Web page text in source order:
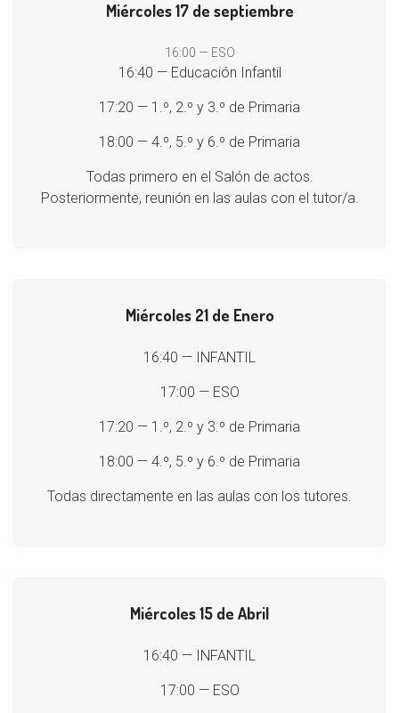
Miércoles 17 de septiembre
16:00 — ESO
16:40 — Educación Infantil
17:20 — 1.º, 2.º y 3.º de Primaria
18:00 — 4.º, 5.º y 6.º de Primaria
Todas primero en el Salón de actos.
Posteriormente, reunión en las aulas con el tutor/a.
Miércoles 21 de Enero
16:40 — INFANTIL
17:00 — ESO
17:20 — 1.º, 2.º y 3.º de Primaria
18:00 — 4.º, 5.º y 6.º de Primaria
Todas directamente en las aulas con los tutores.
Miércoles 15 de Abril
16:40 — INFANTIL
17:00 — ESO